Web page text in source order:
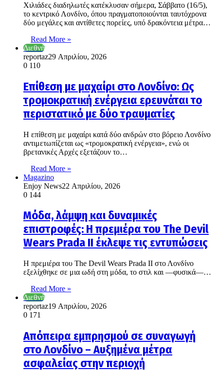
Χιλιάδες διαδηλωτές κατέκλυσαν σήμερα, Σάββατο (16/5),
το κεντρικό Λονδίνο, όπου πραγματοποιούνται ταυτόχρονα
δύο μεγάλες και αντίθετες πορείες, υπό δρακόντεια μέτρα…
Read More »
Διεθνή
reportaz29 Απριλίου, 2026
0 110
Επίθεση με μαχαίρι στο Λονδίνο: Ως
τρομοκρατική ενέργεια ερευνάται το
περιστατικό με δύο τραυματίες
Η επίθεση με μαχαίρι κατά δύο ανδρών στο βόρειο Λονδίνο
αντιμετωπίζεται ως «τρομοκρατική ενέργεια», ενώ οι
βρετανικές Αρχές εξετάζουν το…
Read More »
Magazino
Enjoy News22 Απριλίου, 2026
0 144
Μόδα, λάμψη και δυναμικές
επιστροφές: Η πρεμιέρα του The Devil
Wears Prada II έκλεψε τις εντυπώσεις
Η πρεμιέρα του The Devil Wears Prada II στο Λονδίνο
εξελίχθηκε σε μια ωδή στη μόδα, το στιλ και —φυσικά—…
Read More »
Διεθνή
reportaz19 Απριλίου, 2026
0 171
Απόπειρα εμπρησμού σε συναγωγή
στο Λονδίνο – Αυξημένα μέτρα
ασφαλείας στην περιοχή